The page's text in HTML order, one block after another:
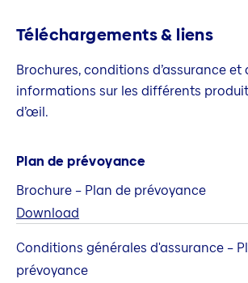
Téléchargements & liens
Brochures, conditions d’assurance et
informations sur les différents
d’œil.
Plan de prévoyance
Brochure – Plan de prévoyance
Download
Conditions générales d'assurance –
prévoyance